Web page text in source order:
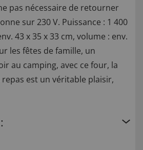
pas nécessaire de retourner
sur 230 V. Puissance : 1 400
43 x 35 x 33 cm, volume : env.
les fêtes de famille, un
au camping, avec ce four, la
est un véritable plaisir,